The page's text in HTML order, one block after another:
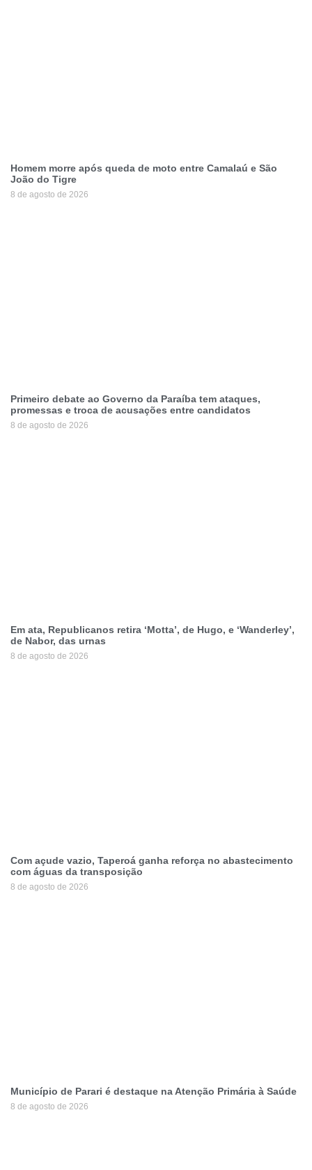
Homem morre após queda de moto entre Camalaú e São
João do Tigre
8 de agosto de 2026
Primeiro debate ao Governo da Paraíba tem ataques,
promessas e troca de acusações entre candidatos
8 de agosto de 2026
Em ata, Republicanos retira ‘Motta’, de Hugo, e ‘Wanderley’,
de Nabor, das urnas
8 de agosto de 2026
Com açude vazio, Taperoá ganha reforça no abastecimento
com águas da transposição
8 de agosto de 2026
Município de Parari é destaque na Atenção Primária à Saúde
8 de agosto de 2026